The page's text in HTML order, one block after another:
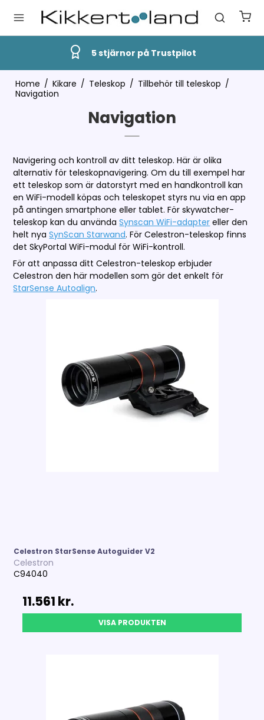
Snabb Leverans
Home / Kikare / Teleskop / Tillbehör till teleskop /
Navigation
Navigation
Navigering och kontroll av ditt teleskop. Här är olika
alternativ för teleskopnavigering. Om du till exempel har
ett teleskop som är datorstyrt med en handkontroll kan
en WiFi-modell köpas och teleskopet styrs nu via en app
på antingen smartphone eller tablet. För skywatcher-
teleskop kan du användaSynscan WiFi-adapter eller den
helt nyaSynScan Starwand. För Celestron-teleskop finns
det SkyPortal WiFi-modul för WiFi-kontroll.
För att anpassa ditt Celestron-teleskop erbjuder
Celestron den här modellen som gör det enkelt för
StarSense Autoalign.
Celestron StarSense Autoguider V2
Celestron
C94040
11.561 kr.
VISA PRODUKTEN